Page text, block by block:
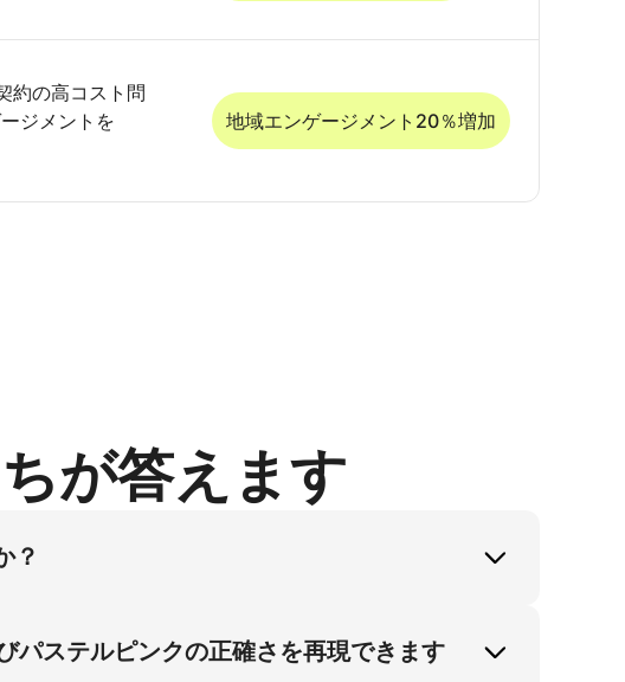
約の高コスト問
ジメントを
地域エンゲージメント20％増加
が答えます
？
品ページで15％のコンバージョン率向上を達成し
を確立します。
パステルピンクの正確さを再現できます